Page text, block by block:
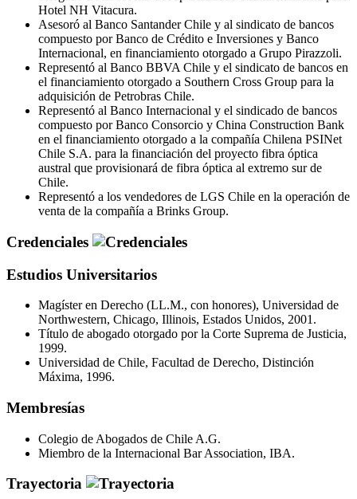
Hotel NH Vitacura.
Asesoró al Banco Santander Chile y al sindicato de bancos
compuesto por Banco de Crédito e Inversiones y Banco
Internacional, en financiamiento otorgado a Grupo Pirazzoli.
Representó al Banco BBVA Chile y el sindicato de bancos en
el financiamiento otorgado a Southern Cross Group para la
adquisición de Petrobras Chile.
Representó al Banco Internacional y el sindicado de bancos
compuesto por Banco Consorcio y China Construction Bank
en el financiamiento otorgado a la compañía Chilena PSINet
Chile S.A. para la financiación del proyecto fibra óptica
austral que provisionará de fibra óptica al extremo sur de
Chile.
Representó a los vendedores de LGS Chile en la operación de
venta de la compañía a Brinks Group.
Credenciales
Estudios Universitarios
Magíster en Derecho (LL.M., con honores), Universidad de
Northwestern, Chicago, Illinois, Estados Unidos, 2001.
Título de abogado otorgado por la Corte Suprema de Justicia,
1999.
Universidad de Chile, Facultad de Derecho, Distinción
Máxima, 1996.
Membresías
Colegio de Abogados de Chile A.G.
Miembro de la Internacional Bar Association, IBA.
Trayectoria